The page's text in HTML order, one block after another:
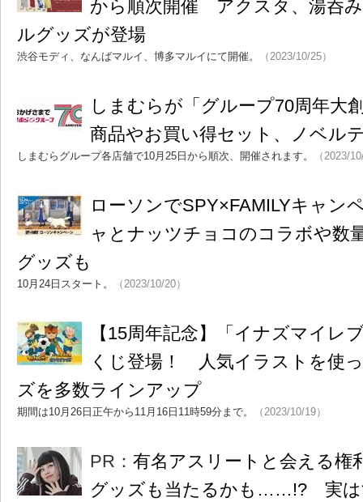
から順次開催 アクスタ、湯呑
ルグッズが登場
渋谷モディ、なんばマルイ、博多マルイにて開催。 （2023/10/25）
しまむらが「グループ70周年大
商品やお買い得セット、ノベル
しまむらグループ各店舗で10月25日から順次、開催されます。 （2023/
ローソンでSPY×FAMILYキャ
ャとナッツチョコのコラボや数
グッズも
10月24日スタート。 （2023/10/20）
【15周年記念】「イナズマイレ
くじ登場！ 人気イラストを使
ズを多数ラインアップ
期間は10月26日正午から11月16日11時59分まで。 （2023/10/19）
PR： 有名アスリートと会える権
グッズも当たるかも……!? 実は